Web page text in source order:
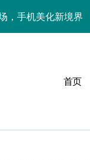
，手机美化新境界
时尚与性能双巅峰
美化技巧
个性定制炫酷玩法
南：定制无限可能
首页